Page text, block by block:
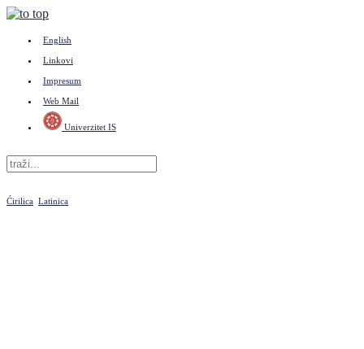
English
Linkovi
Impresum
Web Mail
Univerzitet IS
Ćirilica Latinica